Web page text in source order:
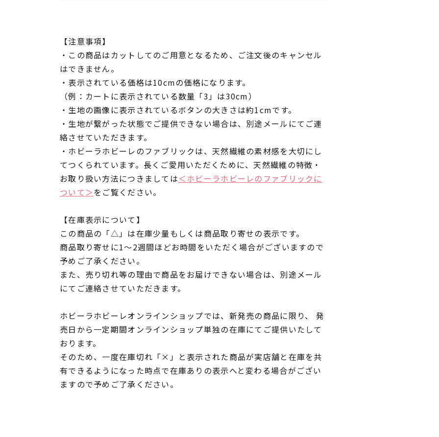
【注意事項】
・この商品はカットしてのご用意となるため、ご注文後のキャンセル
はできません。
・表示されている価格は10cmの価格になります。
（例：カートに表示されている数量「3」は30cm）
・生地の画像に表示されているボタンの大きさは約1cmです。
・生地が繋がった状態でご提供できない場合は、別途メールにてご連
絡させていただきます。
・ホビーラホビーレのファブリックは、天然繊維の素材感を大切にし
てつくられています。長くご愛用いただくために、天然繊維の特徴・
お取り扱い方法につきましては＜ホビーラホビーレのファブリックに
ついて＞をご覧ください。
【在庫表示について】
この商品の「△」は在庫少量もしくは商品取り寄せの表示です。
商品取り寄せに1～2週間ほどお時間をいただく場合がございますので
予めご了承ください。
また、売り切れ等の理由で商品をお届けできない場合は、別途メール
にてご連絡させていただきます。
ホビーラホビーレオンラインショップでは、新発売の商品に限り、 発
売日から一定期間オンラインショップ単独の在庫にてご提供いたして
おります。
そのため、一度在庫切れ「×」と表示された商品が実店舗と在庫を共
有できるようになった時点で在庫ありの表示へと変わる場合がござい
ますので予めご了承ください。